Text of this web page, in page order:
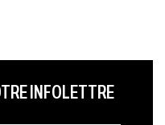
INFOLETTRE